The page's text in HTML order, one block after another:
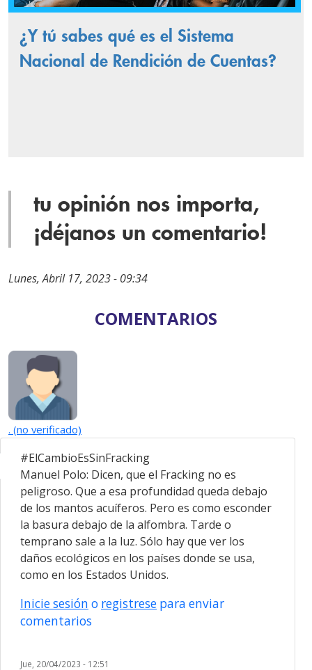
¿Y tú sabes qué es el Sistema
Nacional de Rendición de Cuentas?
tu opinión nos importa,
¡déjanos un comentario!
Lunes, Abril 17, 2023 - 09:34
COMENTARIOS
. (no verificado)
#ElCambioEsSinFracking
Manuel Polo: Dicen, que el Fracking no es
peligroso. Que a esa profundidad queda debajo
de los mantos acuíferos. Pero es como esconder
la basura debajo de la alfombra. Tarde o
temprano sale a la luz. Sólo hay que ver los
daños ecológicos en los países donde se usa,
como en los Estados Unidos.
Inicie sesión o registrese para enviar
comentarios
Jue, 20/04/2023 - 12:51